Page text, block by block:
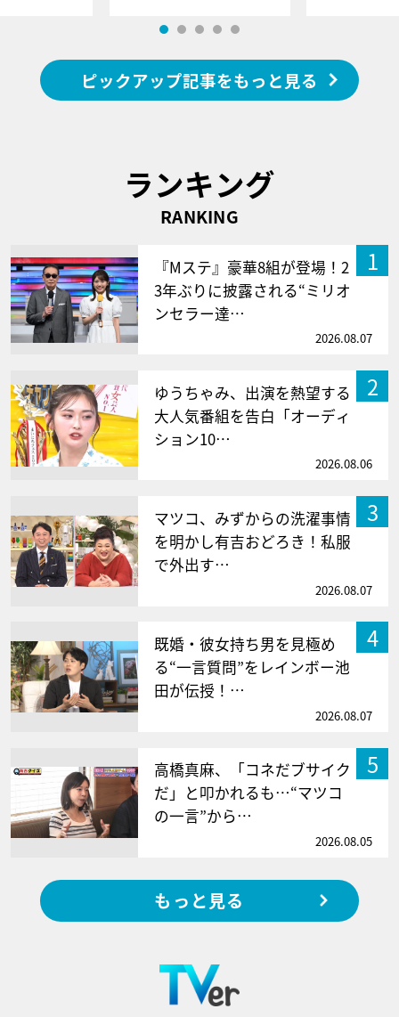
ピックアップ記事をもっと見る
ランキング
RANKING
1
『Mステ』豪華8組が登場！2
3年ぶりに披露される“ミリオ
ンセラー達…
2026.08.07
2
ゆうちゃみ、出演を熱望する
大人気番組を告白「オーディ
ション10…
2026.08.06
3
マツコ、みずからの洗濯事情
を明かし有吉おどろき！私服
で外出す…
2026.08.07
4
既婚・彼女持ち男を見極め
る“一言質問”をレインボー池
田が伝授！…
2026.08.07
5
高橋真麻、「コネだブサイク
だ」と叩かれるも…“マツコ
の一言”から…
2026.08.05
もっと見る